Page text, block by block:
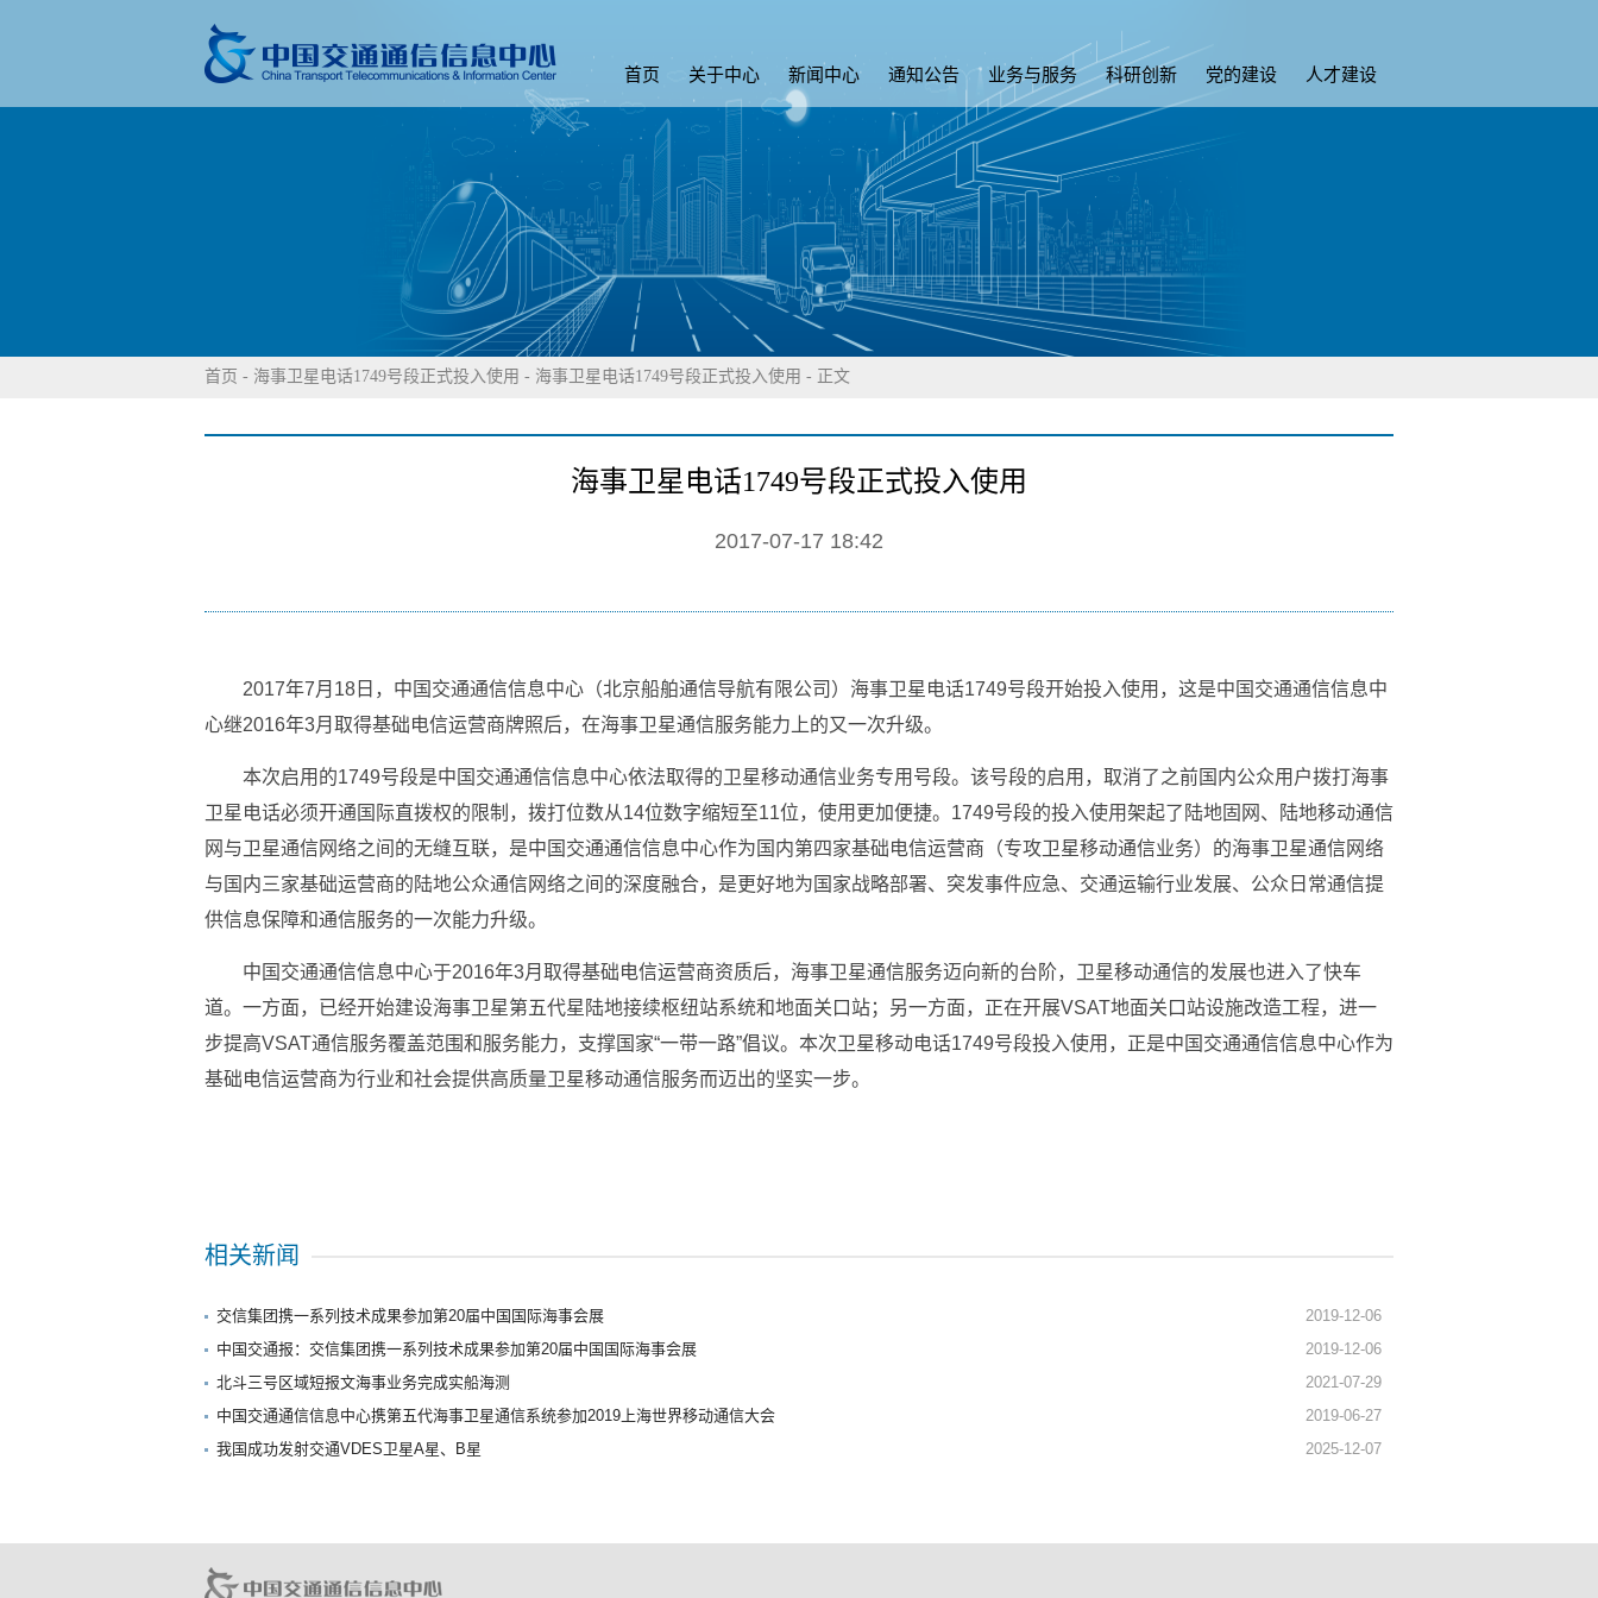
首页 关于中心 新闻中心 通知公告 业务与服务 科研创新 党的建设 人才建设
首页 - 海事卫星电话1749号段正式投入使用 - 海事卫星电话1749号段正式投入使用 - 正文
海事卫星电话1749号段正式投入使用
2017-07-17 18:42
2017年7月18日，中国交通通信信息中心（北京船舶通信导航有限公司）海事卫星电话1749号段开始投入使用，这是中国交通通信信息中
心继2016年3月取得基础电信运营商牌照后，在海事卫星通信服务能力上的又一次升级。
本次启用的1749号段是中国交通通信信息中心依法取得的卫星移动通信业务专用号段。该号段的启用，取消了之前国内公众用户拨打海事
卫星电话必须开通国际直拨权的限制，拨打位数从14位数字缩短至11位，使用更加便捷。1749号段的投入使用架起了陆地固网、陆地移动通信
网与卫星通信网络之间的无缝互联，是中国交通通信信息中心作为国内第四家基础电信运营商（专攻卫星移动通信业务）的海事卫星通信网络
与国内三家基础运营商的陆地公众通信网络之间的深度融合，是更好地为国家战略部署、突发事件应急、交通运输行业发展、公众日常通信提
供信息保障和通信服务的一次能力升级。
中国交通通信信息中心于2016年3月取得基础电信运营商资质后，海事卫星通信服务迈向新的台阶，卫星移动通信的发展也进入了快车
道。一方面，已经开始建设海事卫星第五代星陆地接续枢纽站系统和地面关口站；另一方面，正在开展VSAT地面关口站设施改造工程，进一
步提高VSAT通信服务覆盖范围和服务能力，支撑国家“一带一路”倡议。本次卫星移动电话1749号段投入使用，正是中国交通通信信息中心作为
基础电信运营商为行业和社会提供高质量卫星移动通信服务而迈出的坚实一步。
相关新闻
交信集团携一系列技术成果参加第20届中国国际海事会展
2019-12-06
中国交通报：交信集团携一系列技术成果参加第20届中国国际海事会展
2019-12-06
北斗三号区域短报文海事业务完成实船海测
2021-07-29
中国交通通信信息中心携第五代海事卫星通信系统参加2019上海世界移动通信大会
2019-06-27
我国成功发射交通VDES卫星A星、B星
2025-12-07